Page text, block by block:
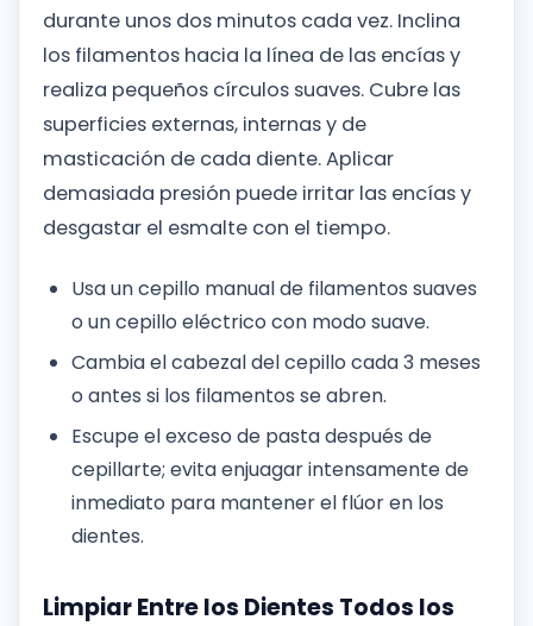
durante unos dos minutos cada vez. Inclina
los filamentos hacia la línea de las encías y
realiza pequeños círculos suaves. Cubre las
superficies externas, internas y de
masticación de cada diente. Aplicar
demasiada presión puede irritar las encías y
desgastar el esmalte con el tiempo.
Usa un cepillo manual de filamentos suaves
o un cepillo eléctrico con modo suave.
Cambia el cabezal del cepillo cada 3 meses
o antes si los filamentos se abren.
Escupe el exceso de pasta después de
cepillarte; evita enjuagar intensamente de
inmediato para mantener el flúor en los
dientes.
Limpiar Entre los Dientes Todos los